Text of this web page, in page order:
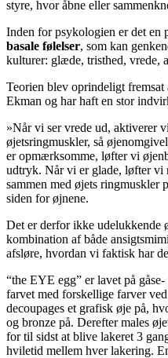
styre, hvor åbne eller
Inden for psykologien er det en
basale følelser, som kan
kulturer: glæde, tristhed, vrede,
Teorien blev oprindeligt
Ekman og har haft en stor
»Når vi ser vrede ud, aktiverer
øjetsringmuskler, så
er opmærksomme, løfter vi
udtryk. Når vi er glade, løfter vi
sammen med øjets ringmuskler
siden for øjnene.
Det er derfor ikke udelukkende
kombination af både
afsløre, hvordan vi faktisk har
“the EYE egg” er lavet på
farvet med forskellige farver
decoupages et grafisk øje på,
og bronze på. Derefter males
for til sidst at blive lakeret 3
hviletid mellem hver lakering.